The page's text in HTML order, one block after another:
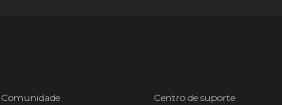
Comunidade
Centro de suporte